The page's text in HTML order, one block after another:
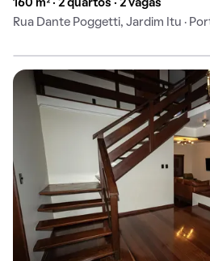
160 m² · 2 quartos · 2 vagas
Rua Dante Poggetti, Jardim Itu ·